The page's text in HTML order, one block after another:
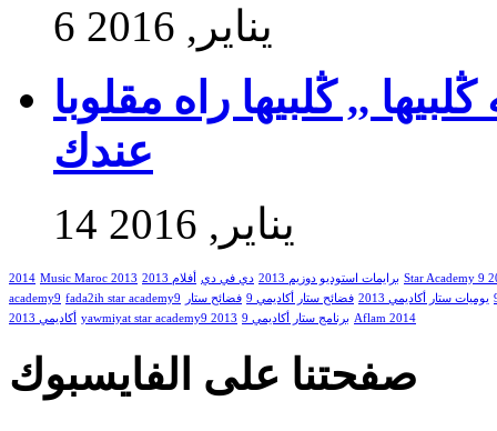
6 يناير, 2016
,, ڭلبيها راه مقلوبا
عندك
14 يناير, 2016
2014 Music Maroc 2013 برايمات استوديو دوزيم 2013 دي في دي أفلام 2013
Star Academy 9
academy9 fada2ih star academy9 يوميات ستار أكاديمي 2013 فضائح ستار أكاديمي 9
فضائح ستار
أكاديمي 2013 yawmiyat star academy9 2013 برنامج ستار أكاديمي 9 Aflam 2014
صفحتنا على الفايسبوك